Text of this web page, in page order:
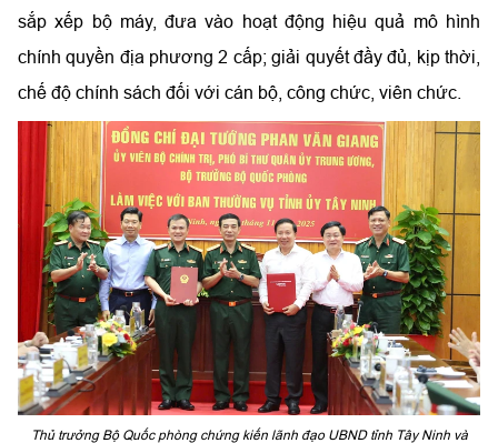
sắp xếp bộ máy, đưa vào hoạt động hiệu quả mô hình
chính quyền địa phương 2 cấp; giải quyết đầy đủ, kịp thời,
chế độ chính sách đối với cán bộ, công chức, viên chức.
Thủ trưởng Bộ Quốc phòng chứng kiến lãnh đạo UBND tỉnh Tây Ninh và